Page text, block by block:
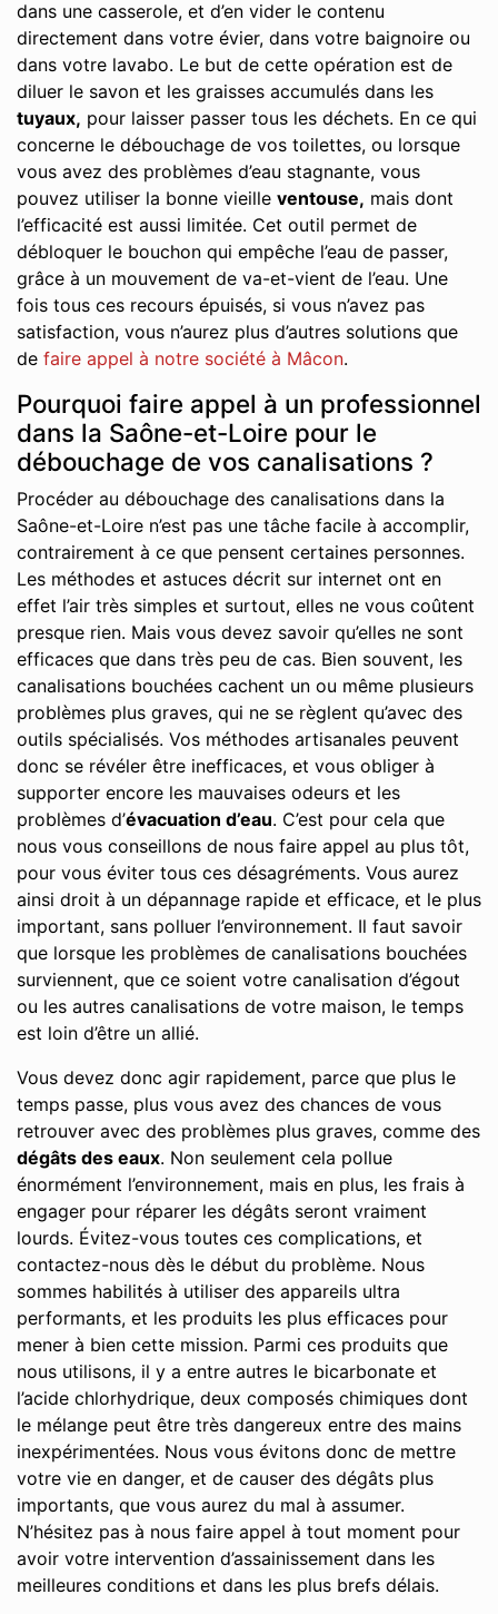
dans une casserole, et d’en vider le contenu
directement dans votre évier, dans votre baignoire ou
dans votre lavabo. Le but de cette opération est de
diluer le savon et les graisses accumulés dans les
tuyaux, pour laisser passer tous les déchets. En ce qui
concerne le débouchage de vos toilettes, ou lorsque
vous avez des problèmes d’eau stagnante, vous
pouvez utiliser la bonne vieille ventouse, mais dont
l’efficacité est aussi limitée. Cet outil permet de
débloquer le bouchon qui empêche l’eau de passer,
grâce à un mouvement de va-et-vient de l’eau. Une
fois tous ces recours épuisés, si vous n’avez pas
satisfaction, vous n’aurez plus d’autres solutions que
de faire appel à notre société à Mâcon.
Pourquoi faire appel à un professionnel
dans la Saône-et-Loire pour le
débouchage de vos canalisations ?
Procéder au débouchage des canalisations dans la
Saône-et-Loire n’est pas une tâche facile à accomplir,
contrairement à ce que pensent certaines personnes.
Les méthodes et astuces décrit sur internet ont en
effet l’air très simples et surtout, elles ne vous coûtent
presque rien. Mais vous devez savoir qu’elles ne sont
efficaces que dans très peu de cas. Bien souvent, les
canalisations bouchées cachent un ou même plusieurs
problèmes plus graves, qui ne se règlent qu’avec des
outils spécialisés. Vos méthodes artisanales peuvent
donc se révéler être inefficaces, et vous obliger à
supporter encore les mauvaises odeurs et les
problèmes d’évacuation d’eau. C’est pour cela que
nous vous conseillons de nous faire appel au plus tôt,
pour vous éviter tous ces désagréments. Vous aurez
ainsi droit à un dépannage rapide et efficace, et le plus
important, sans polluer l’environnement. Il faut savoir
que lorsque les problèmes de canalisations bouchées
surviennent, que ce soient votre canalisation d’égout
ou les autres canalisations de votre maison, le temps
est loin d’être un allié.
Vous devez donc agir rapidement, parce que plus le
temps passe, plus vous avez des chances de vous
retrouver avec des problèmes plus graves, comme des
dégâts des eaux. Non seulement cela pollue
énormément l’environnement, mais en plus, les frais à
engager pour réparer les dégâts seront vraiment
lourds. Évitez-vous toutes ces complications, et
contactez-nous dès le début du problème. Nous
sommes habilités à utiliser des appareils ultra
performants, et les produits les plus efficaces pour
mener à bien cette mission. Parmi ces produits que
nous utilisons, il y a entre autres le bicarbonate et
l’acide chlorhydrique, deux composés chimiques dont
le mélange peut être très dangereux entre des mains
inexpérimentées. Nous vous évitons donc de mettre
votre vie en danger, et de causer des dégâts plus
importants, que vous aurez du mal à assumer.
N’hésitez pas à nous faire appel à tout moment pour
avoir votre intervention d’assainissement dans les
meilleures conditions et dans les plus brefs délais.